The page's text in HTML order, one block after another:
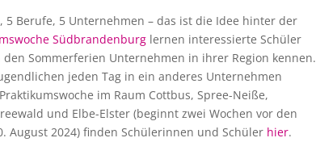
5 Berufe, 5 Unternehmen – das ist die Idee hinter der
Südbrandenburg lernen interessierte Schüler
Sommerferien Unternehmen in ihrer Region kennen.
jeden Tag in ein anderes Unternehmen
im Raum Cottbus, Spree-Neiße,
und Elbe-Elster (beginnt zwei Wochen vor den
August 2024) finden Schülerinnen und Schüler hier.